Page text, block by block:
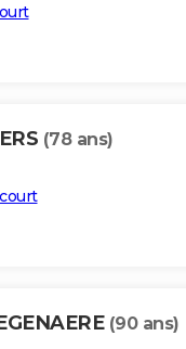
(78 ans)
(90 ans)